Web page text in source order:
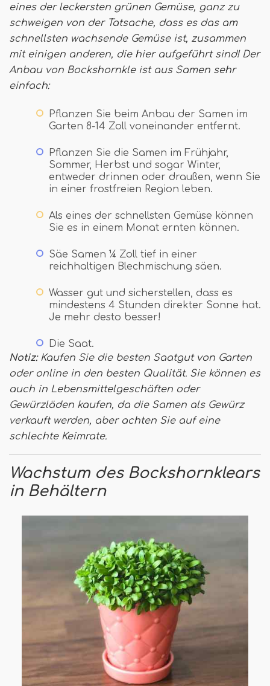
eines der leckersten grünen Gemüse, ganz zu
schweigen von der Tatsache, dass es das am
schnellsten wachsende Gemüse ist, zusammen
mit einigen anderen, die hier aufgeführt sind! Der
Anbau von Bockshornkle ist aus Samen sehr
einfach:
Pflanzen Sie beim Anbau der Samen im
Garten 8-14 Zoll voneinander entfernt.
Pflanzen Sie die Samen im Frühjahr,
Sommer, Herbst und sogar Winter,
entweder drinnen oder draußen, wenn Sie
in einer frostfreien Region leben.
Als eines der schnellsten Gemüse können
Sie es in einem Monat ernten können.
Säe Samen ¼ Zoll tief in einer
reichhaltigen Blechmischung säen.
Wasser gut und sicherstellen, dass es
mindestens 4 Stunden direkter Sonne hat.
Je mehr desto besser!
Die Saat.
Notiz:Kaufen Sie die besten Saatgut von Garten
oder online in den besten Qualität. Sie können es
auch in Lebensmittelgeschäften oder
Gewürzläden kaufen, da die Samen als Gewürz
verkauft werden, aber achten Sie auf eine
schlechte Keimrate.
Wachstum des Bockshornklears
in Behältern